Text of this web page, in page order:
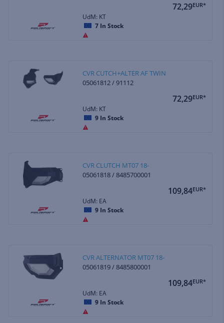
72,29EUR*
UdM: KT
7 In Stock
CVR CUTCH+ALTER AF TWIN
05061812 / 91112
72,29EUR*
UdM: KT
9 In Stock
CVR CLUTCH MT07 18-
05061818 / 8485700001
109,84EUR*
UdM: EA
9 In Stock
CVR ALTERNATOR MT07 18-
05061819 / 8485800001
109,84EUR*
UdM: EA
9 In Stock